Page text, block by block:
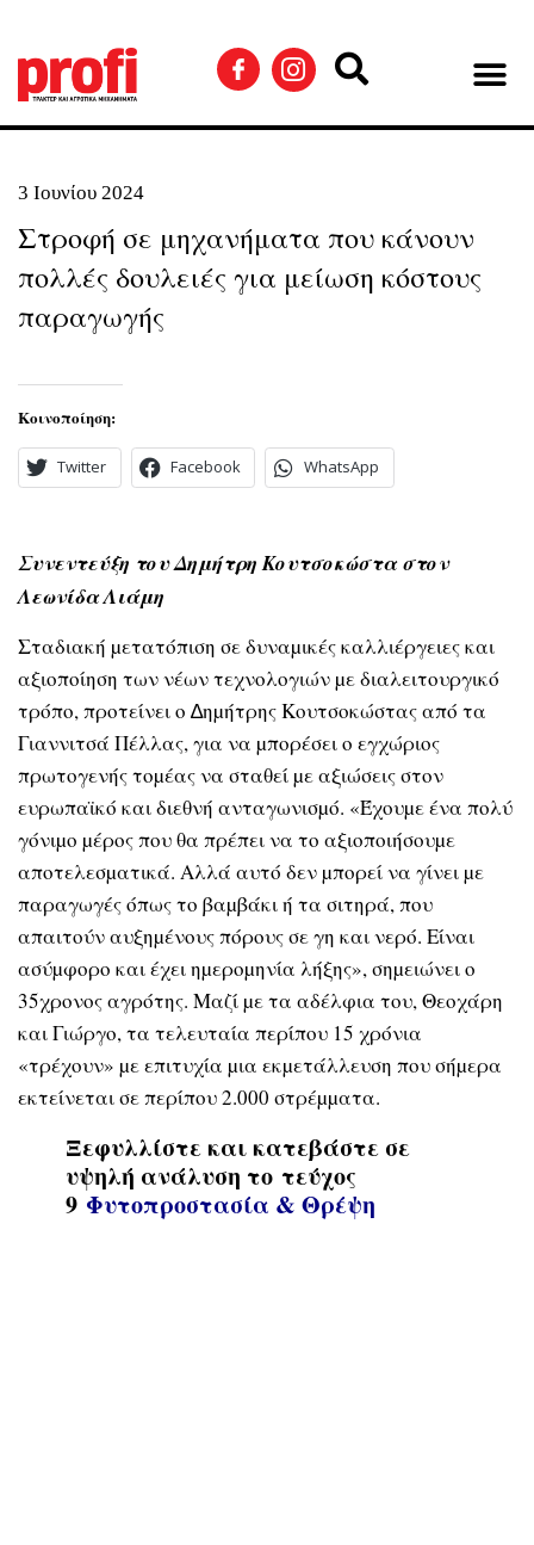
3 Ιουνίου 2024
Στροφή σε μηχανήματα που κάνουν
πολλές δουλειές για μείωση κόστους
παραγωγής
Κοινοποίηση:
Twitter Facebook WhatsApp
Συνεντεύξη του Δημήτρη Κουτσοκώστα στον
Λεωνίδα Λιάμη
Σταδιακή µετατόπιση σε δυναµικές καλλιέργειες και
αξιοποίηση των νέων τεχνολογιών µε διαλειτουργικό
τρόπο, προτείνει ο ∆ηµήτρης Κουτσοκώστας από τα
Γιαννιτσά Πέλλας, για να µπορέσει ο εγχώριος
πρωτογενής τοµέας να σταθεί µε αξιώσεις στον
ευρωπαϊκό και διεθνή ανταγωνισµό. «Έχουµε ένα πολύ
γόνιµο µέρος που θα πρέπει να το αξιοποιήσουµε
αποτελεσµατικά. Αλλά αυτό δεν µπορεί να γίνει µε
παραγωγές όπως το βαµβάκι ή τα σιτηρά, που
απαιτούν αυξηµένους πόρους σε γη και νερό. Είναι
ασύµφορο και έχει ηµεροµηνία λήξης», σηµειώνει ο
35χρονος αγρότης. Μαζί µε τα αδέλφια του, Θεοχάρη
και Γιώργο, τα τελευταία περίπου 15 χρόνια
«τρέχουν» µε επιτυχία µια εκµετάλλευση που σήµερα
εκτείνεται σε περίπου 2.000 στρέµµατα.
Ξεφυλλίστε και κατεβάστε σε
υψηλή ανάλυση το τεύχος
9 Φυτοπροστασία & Θρέψη